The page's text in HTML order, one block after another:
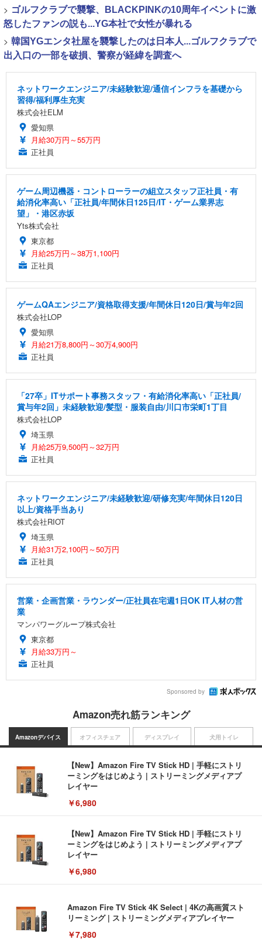
> ゴルフクラブで襲撃、BLACKPINKの10周年イベントに激
怒したファンの説も...YG本社で女性が暴れる
> 韓国YGエンタ社屋を襲撃したのは日本人...ゴルフクラブで
出入口の一部を破損、警察が経緯を調査へ
ネットワークエンジニア/未経験歓迎/通信インフラを基礎から
習得/福利厚生充実
株式会社ELM
愛知県
月給30万円～55万円
正社員
ゲーム周辺機器・コントローラーの組立スタッフ正社員・有
給消化率高い「正社員/年間休日125日/IT・ゲーム業界志
望」・港区赤坂
Yts株式会社
東京都
月給25万円～38万1,100円
正社員
ゲームQAエンジニア/資格取得支援/年間休日120日/賞与年2回
株式会社LOP
愛知県
月給21万8,800円～30万4,900円
正社員
「27卒」ITサポート事務スタッフ・有給消化率高い「正社員/
賞与年2回」未経験歓迎/髪型・服装自由/川口市栄町1丁目
株式会社LOP
埼玉県
月給25万9,500円～32万円
正社員
ネットワークエンジニア/未経験歓迎/研修充実/年間休日120日
以上/資格手当あり
株式会社RIOT
埼玉県
月給31万2,100円～50万円
正社員
営業・企画営業・ラウンダー/正社員在宅週1日OK IT人材の営
業
マンパワーグループ株式会社
東京都
月給33万円～
正社員
Sponsored by
Amazon売れ筋ランキング
Amazonデバイス
【New】Amazon Fire TV Stick HD | 手軽にストリ
ーミングをはじめよう | ストリーミングメディアプ
レイヤー
￥6,980
【New】Amazon Fire TV Stick HD | 手軽にストリ
ーミングをはじめよう | ストリーミングメディアプ
レイヤー
￥6,980
Amazon Fire TV Stick 4K Select | 4Kの高画質スト
リーミング | ストリーミングメディアプレイヤー
￥7,980
オフィスチェア ディスプレイ 犬用トイレ